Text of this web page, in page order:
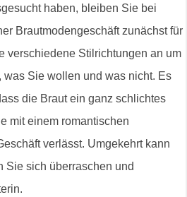
haben, bleiben Sie bei
Brautmodengeschäft zunächst für
verschiedene Stilrichtungen an um
was Sie wollen und was nicht. Es
die Braut ein ganz schlichtes
mit einem romantischen
verlässt. Umgekehrt kann
Sie sich überraschen und